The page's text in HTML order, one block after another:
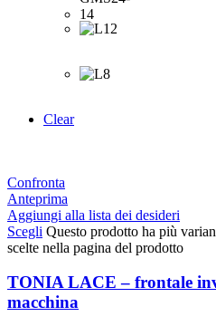
Clear
Confronta
Anteprima
Aggiungi alla lista dei desideri
Scegli Questo prodotto ha più
scelte nella pagina del prodotto
TONIA LACE – frontale
macchina